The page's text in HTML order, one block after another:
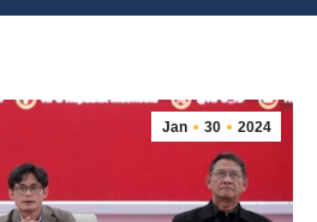
Jan 30 2024